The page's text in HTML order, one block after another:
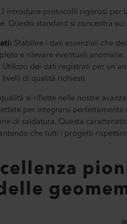
introduce protocolli rigorosi
Questo standard si concentra su:
Stabilire i dati essenziali che
e rilevare eventuali anomalie.
Utilizzo dei dati registrati per
di qualità richiesti.
si riflette nelle nostre
per integrarsi
di saldatura. Questa
che tutti i progetti